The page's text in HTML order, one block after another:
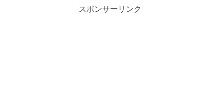
スポンサーリンク